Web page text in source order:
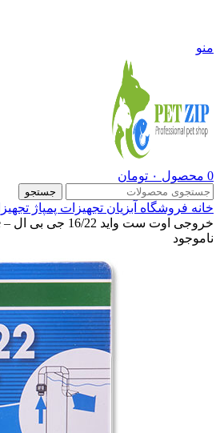
منو
0 محصول ۰ تومان
جستجو
خانه فروشگاه آبزیان تجهیزات پمپاژ
خروجی اوت ست واید 16/22 جی بی ال – JBL OutSet wide
ناموجود